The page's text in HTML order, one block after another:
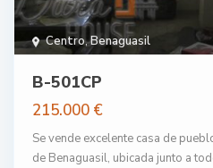
Centro,Benaguasil
B-501CP
215.000 €
Se vende excelente casa de
de Benaguasil, ubicada junto a